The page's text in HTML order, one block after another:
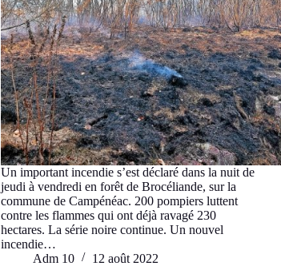
Un important incendie s’est déclaré dans la nuit de
jeudi à vendredi en forêt de Brocéliande, sur la
commune de Campénéac. 200 pompiers luttent
contre les flammes qui ont déjà ravagé 230
hectares. La série noire continue. Un nouvel
incendie…
Adm 10
12 août 2022